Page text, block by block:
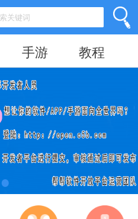
手游 教程